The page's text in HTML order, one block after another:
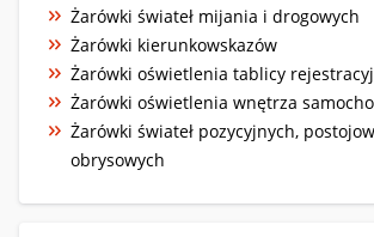
Żarówki świateł mijania i drogowych
Żarówki kierunkowskazów
Żarówki oświetlenia tablicy
Żarówki oświetlenia wnętrza
Żarówki świateł pozycyjnych,
obrysowych